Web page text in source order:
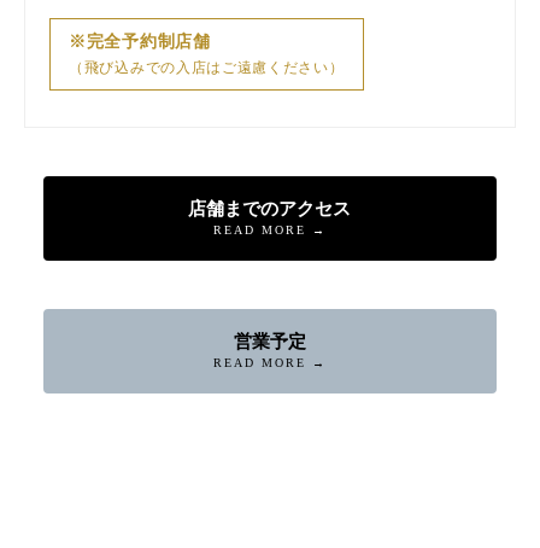
※完全予約制店舗
（飛び込みでの入店はご遠慮ください）
店舗までのアクセス
READ MORE →
営業予定
READ MORE →